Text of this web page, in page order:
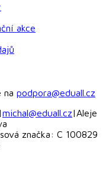
akce
na podpora@eduall.cz
|michal@eduall.cz|Aleje
značka: C 100829